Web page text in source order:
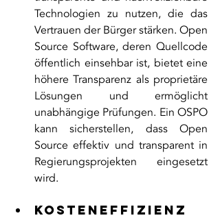
Technologien zu nutzen, die das
Vertrauen der Bürger stärken. Open
Source Software, deren Quellcode
öffentlich einsehbar ist, bietet eine
höhere Transparenz als proprietäre
Lösungen und ermöglicht
unabhängige Prüfungen. Ein OSPO
kann sicherstellen, dass Open
Source effektiv und transparent in
Regierungsprojekten eingesetzt
wird.
Kosteneffizienz